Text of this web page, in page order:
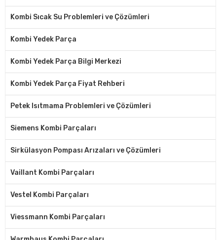
Kombi Sıcak Su Problemleri ve Çözümleri
Kombi Yedek Parça
Kombi Yedek Parça Bilgi Merkezi
Kombi Yedek Parça Fiyat Rehberi
Petek Isıtmama Problemleri ve Çözümleri
Siemens Kombi Parçaları
Sirkülasyon Pompası Arızaları ve Çözümleri
Vaillant Kombi Parçaları
Vestel Kombi Parçaları
Viessmann Kombi Parçaları